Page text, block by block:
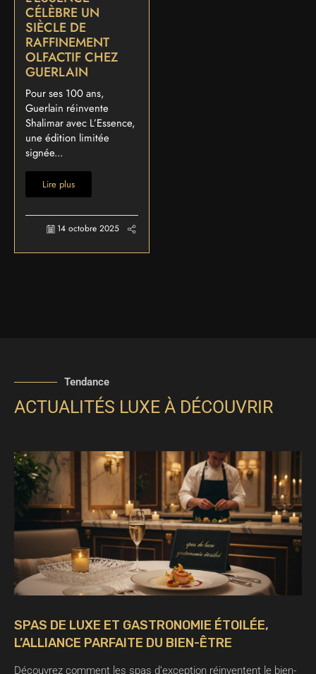
CÉLÈBRE UN
SIÈCLE DE
RAFFINEMENT
OLFACTIF CHEZ
GUERLAIN
Pour ses 100 ans,
Guerlain réinvente
Shalimar avec L’Essence,
une édition limitée
signée...
Lire plus
14 octobre 2025
Tendance
ACTUALITÉS LUXE À DÉCOUVRIR
SPAS DE LUXE ET GASTRONOMIE ÉTOILÉE,
L’ALLIANCE PARFAITE DU BIEN-ÊTRE
Découvrez comment les spas d’exception réinventent le bien-